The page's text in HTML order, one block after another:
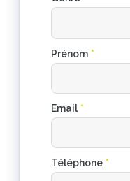
Prénom *
Email *
Téléphone *